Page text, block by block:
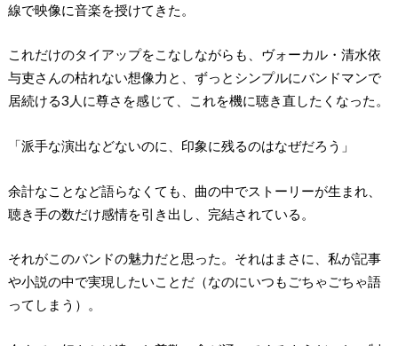
線で映像に音楽を授けてきた。
これだけのタイアップをこなしながらも、ヴォーカル・清水依
与吏さんの枯れない想像力と、ずっとシンプルにバンドマンで
居続ける3人に尊さを感じて、これを機に聴き直したくなった。
「派手な演出などないのに、印象に残るのはなぜだろう」
余計なことなど語らなくても、曲の中でストーリーが生まれ、
聴き手の数だけ感情を引き出し、完結されている。
それがこのバンドの魅力だと思った。それはまさに、私が記事
や小説の中で実現したいことだ（なのにいつもごちゃごちゃ語
ってしまう）。